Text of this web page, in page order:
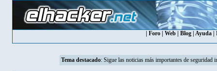
Foro Web Blog Ayuda
Tema destacado: Sigue las noticias más importantes de seguridad